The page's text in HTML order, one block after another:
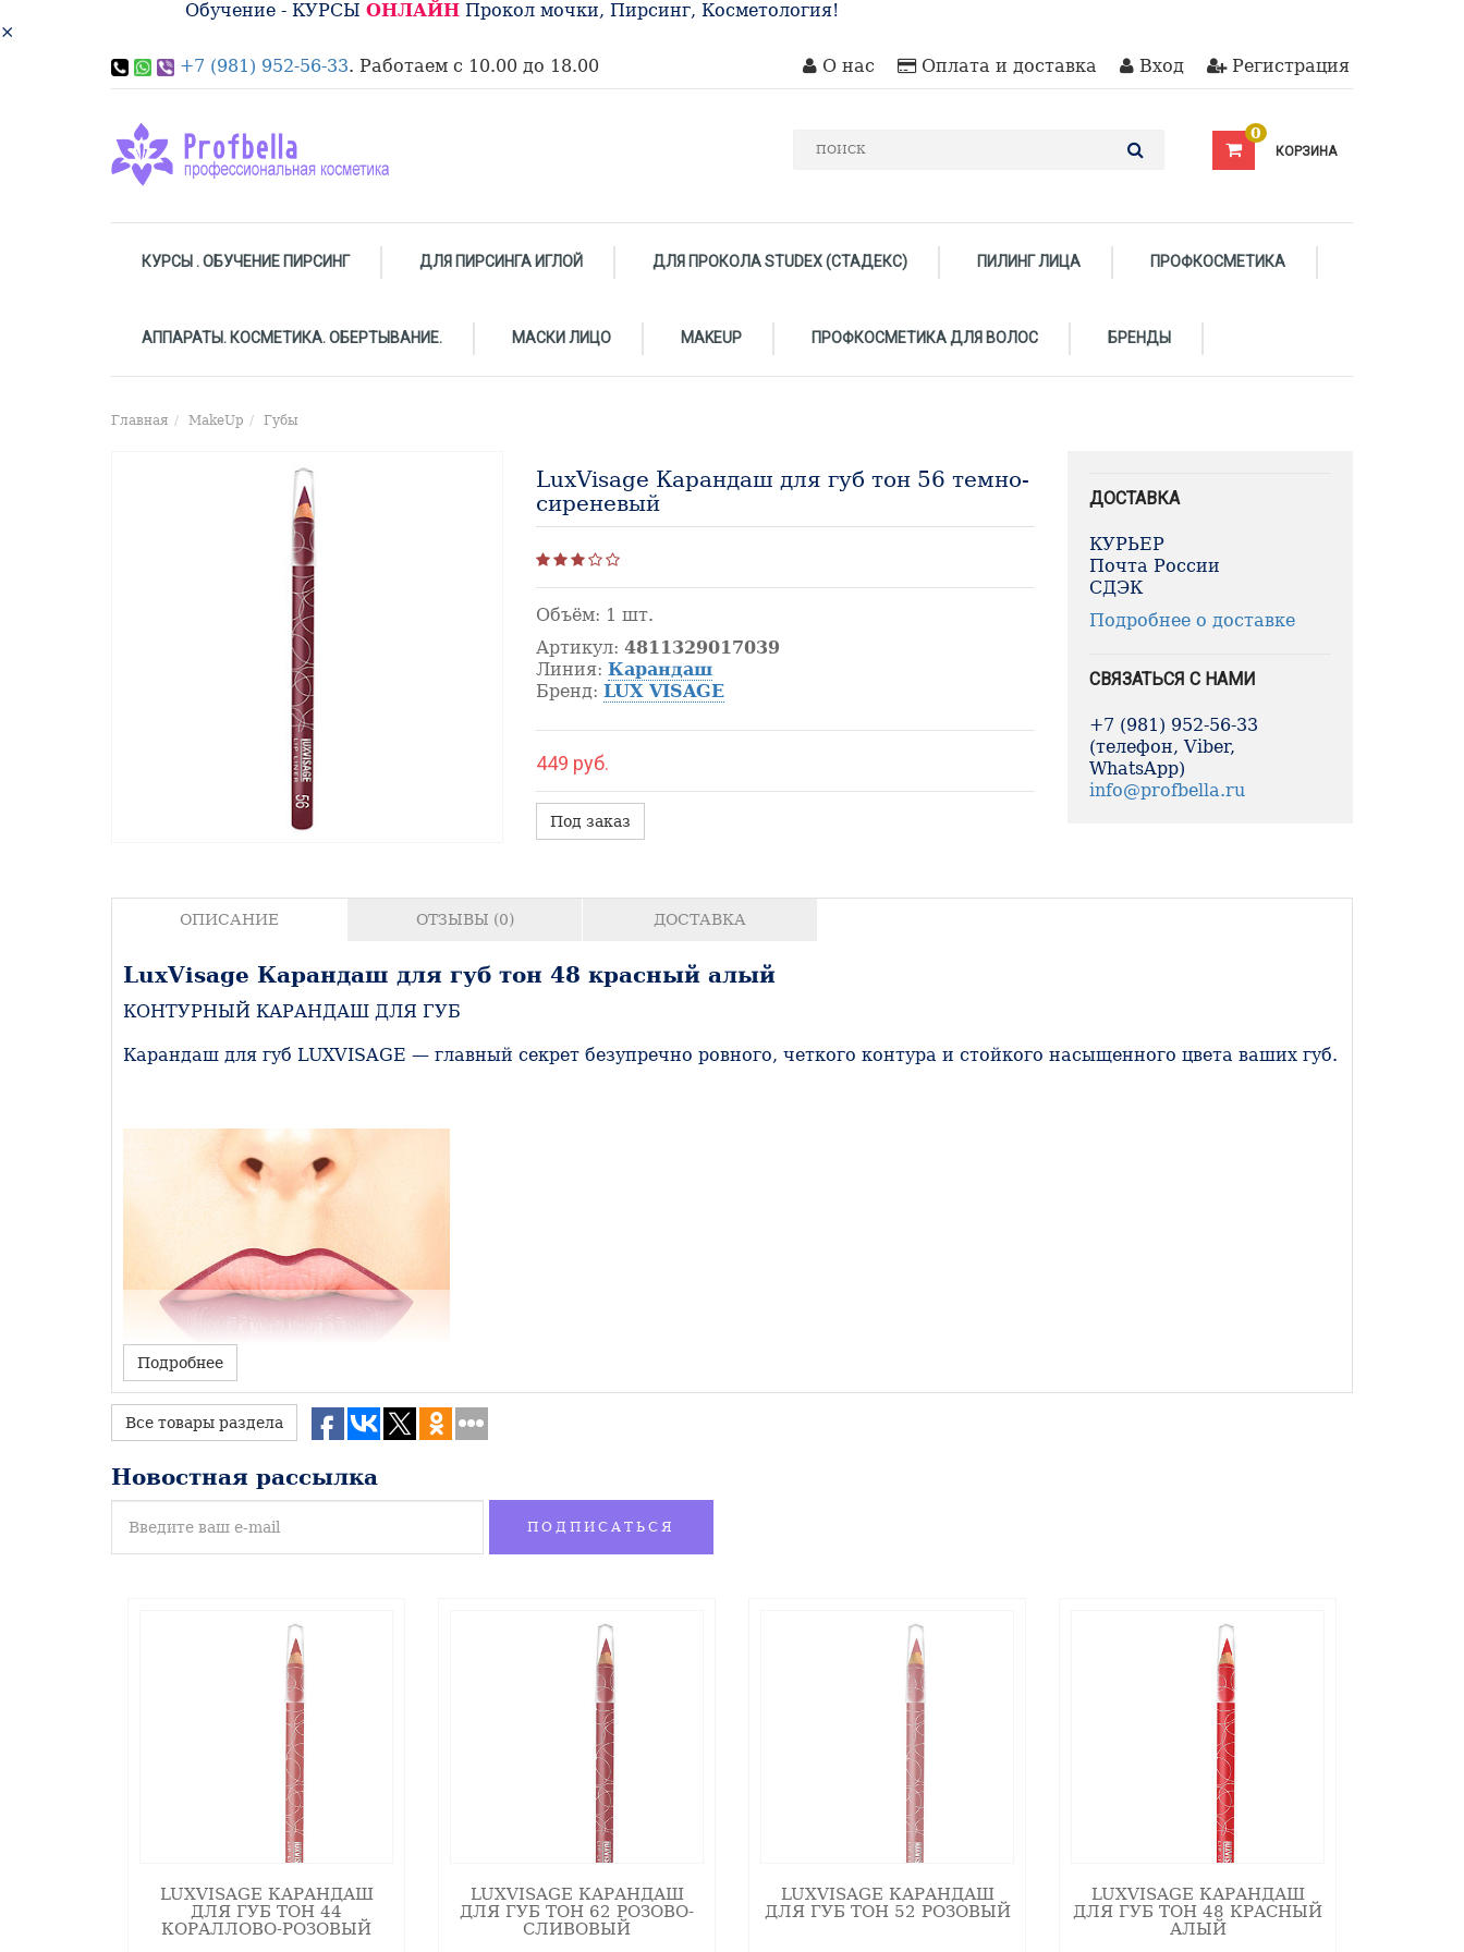
Обучение - КУРСЫ ОНЛАЙН Прокол мочки, Пирсинг, Косметология!
×
+7 (981) 952-56-33. Работаем с 10.00 до 18.00 О нас Оплата и доставка Вход Регистрация
КОРЗИНА
0
КУРСЫ . ОБУЧЕНИЕ ПИРСИНГ ДЛЯ ПИРСИНГА ИГЛОЙ ДЛЯ ПРОКОЛА STUDEX (СТАДЕКС) ПИЛИНГ ЛИЦА ПРОФКОСМЕТИКА
АППАРАТЫ. КОСМЕТИКА. ОБЕРТЫВАНИЕ. МАСКИ ЛИЦО MAKEUP ПРОФКОСМЕТИКА ДЛЯ ВОЛОС БРЕНДЫ
Главная MakeUp Губы
LuxVisage Карандаш для губ тон 56 темно-
сиреневый
Объём: 1 шт.
Артикул: 4811329017039
Линия: Карандаш
Бренд: LUX VISAGE
449 руб.
Под заказ
ДОСТАВКА
КУРЬЕР
Почта России
СДЭК
Подробнее о доставке
СВЯЗАТЬСЯ С НАМИ
+7 (981) 952-56-33
(телефон, Viber,
WhatsApp)
info@profbella.ru
ОПИСАНИЕ ОТЗЫВЫ (0) ДОСТАВКА
LuxVisage Карандаш для губ тон 48 красный алый
КОНТУРНЫЙ КАРАНДАШ ДЛЯ ГУБ
Карандаш для губ LUXVISAGE — главный секрет безупречно ровного, четкого контура и стойкого насыщенного цвета ваших губ.
ОПИСАНИЕ
Подробнее
Все товары раздела
Новостная рассылка
ПОДПИСАТЬСЯ
LUXVISAGE КАРАНДАШ
ДЛЯ ГУБ ТОН 44
КОРАЛЛОВО-РОЗОВЫЙ
LUXVISAGE КАРАНДАШ
ДЛЯ ГУБ ТОН 62 РОЗОВО-
СЛИВОВЫЙ
LUXVISAGE КАРАНДАШ
ДЛЯ ГУБ ТОН 52 РОЗОВЫЙ
LUXVISAGE КАРАНДАШ
ДЛЯ ГУБ ТОН 48 КРАСНЫЙ
АЛЫЙ